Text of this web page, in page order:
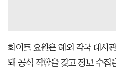
화이트 요원은 해외 각국 대사
돼 공식 직함을 갖고 정보 수집